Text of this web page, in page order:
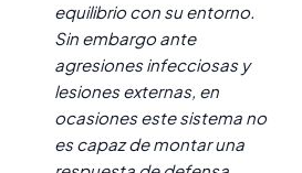
equilibrio con su entorno.
Sin embargo ante
agresiones infecciosas y
lesiones externas, en
ocasiones este sistema no
es capaz de montar una